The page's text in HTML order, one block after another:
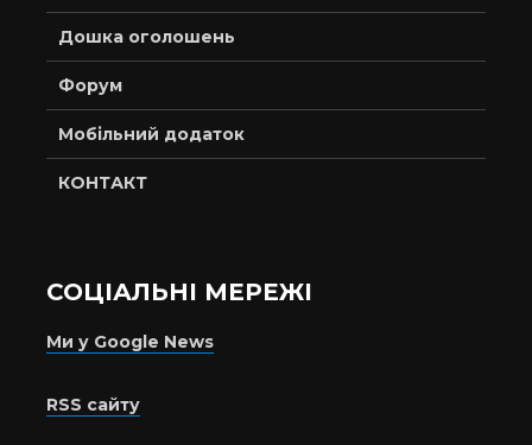
Дошка оголошень
Форум
Мобільний додаток
КОНТАКТ
СОЦІАЛЬНІ МЕРЕЖІ
Ми у Google News
RSS сайту